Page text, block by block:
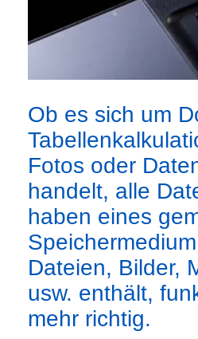
Ob es sich um
Fotos oder
handelt, alle
haben eines
Dateien, Bilder,
usw. enthält,
mehr richtig.